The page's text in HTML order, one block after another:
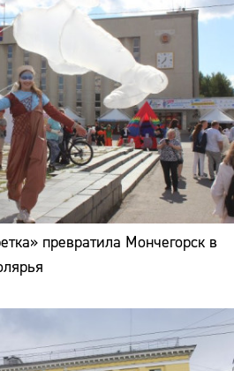
превратила Мончегорск в